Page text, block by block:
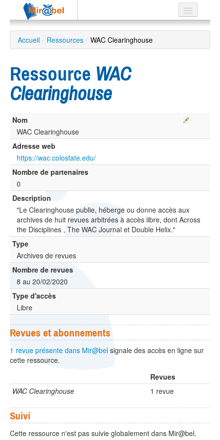
Le réseau
Soutien
Recherche
avancée
EN
ES
?
Accueil / Ressources / WAC Clearinghouse
Ressource WAC
Clearinghouse
Nom
WAC Clearinghouse
Adresse web
https://wac.colostate.edu/
Nombre de partenaires
0
Description
"Le Clearinghouse publie, héberge ou donne accès aux
archives de huit revues arbitrées à accès libre, dont Across
the Disciplines , The WAC Journal et Double Helix."
Type
Archives de revues
Nombre de revues
8 au 20/02/2020
Type d'accès
Libre
Revues et abonnements
1 revue présente dans Mir@bel signale des accès en ligne sur
cette ressource.
Revues
WAC Clearinghouse
1 revue
Suivi
Cette ressource n'est pas suivie globalement dans Mir@bel.